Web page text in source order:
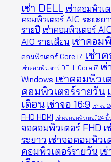
เช่า DELL เช่าคอมพิวเ
คอมพิวเตอร์ AIO ระยะยา
รายปี เช่าคอมพิวเตอร์
AIO รายเดือน เช่าคอม
คอมพิวเตอร์ Core i7 เช่า
เช่าคอมพิวเตอร์ DELL Core i7 เ
Windows เช่าคอมพิวเ
คอมพิวเตอร์รายวัน
เดือน เช่าจอ 16:9 เช่าจอ
FHD HDMI เช่าจอคอมพิวเตอร์ 24 นิ้ว
จอคอมพิวเตอร์ FHD เ
ระยาว เช่าจอคอมพิวเ
คอมพิวเตอร์รายวัน เ